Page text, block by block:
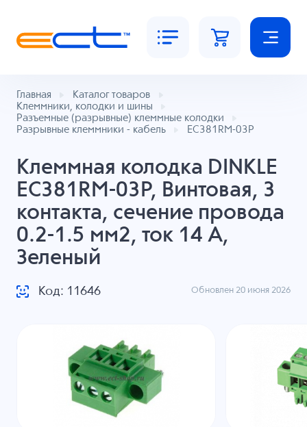
Главная
Каталог товаров
Клеммники, колодки и шины
Разъемные (разрывные) клеммные колодки
Разрывные клеммники - кабель
EC381RM-03P
Клеммная колодка DINKLE
EC381RM-03P, Винтовая, 3
контакта, сечение провода
0.2-1.5 мм2, ток 14 A,
Зеленый
Код: 11646 Обновлен 20 июня 2026